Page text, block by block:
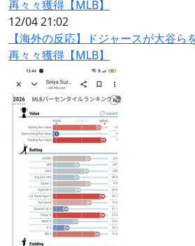
12/04 21:02
【海外の反応】ドジャースが大谷ら
再々々獲得【MLB】